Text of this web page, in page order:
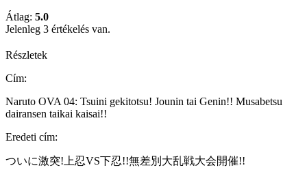
Átlag: 5.0
Jelenleg 3 értékelés van.
Részletek
Cím:
Naruto OVA 04: Tsuini gekitotsu! Jounin tai Genin!! Musabetsu
dairansen taikai kaisai!!
Eredeti cím:
ついに激突!上忍VS下忍!!無差別大乱戦大会開催!!